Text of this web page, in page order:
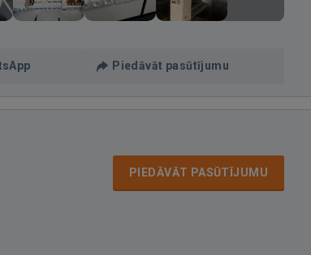
Piedāvāt pasūtījumu
PIEDĀVĀT PASŪTĪJUMU